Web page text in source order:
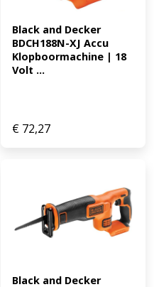
Black and Decker
BDCH188N-XJ Accu
Klopboormachine | 18
Volt ...
€ 72,27
Black and Decker